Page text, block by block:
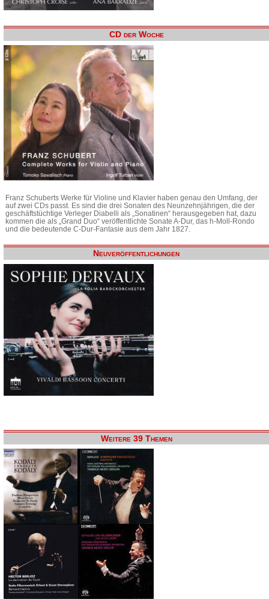
CD der Woche
Franz Schuberts Werke für Violine und Klavier haben genau den Umfang, der
auf zwei CDs passt. Es sind die drei Sonaten des Neunzehnjährigen, die der
geschäftstüchtige Verleger Diabelli als „Sonatinen“ herausgegeben hat, dazu
kommen die als „Grand Duo“ veröffentlichte Sonate A-Dur, das h-Moll-Rondo
und die bedeutende C-Dur-Fantasie aus dem Jahr 1827.
Neuveröffentlichungen
Weitere 39 Themen